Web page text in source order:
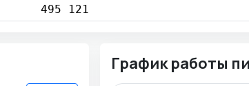
495 121
График работы